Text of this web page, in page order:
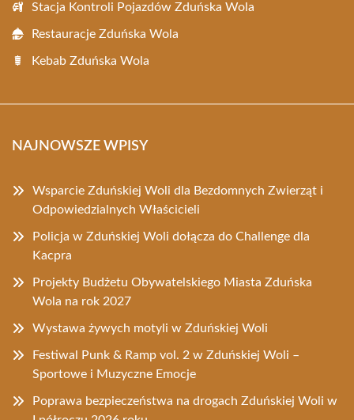
Stacja Kontroli Pojazdów Zduńska Wola
Restauracje Zduńska Wola
Kebab Zduńska Wola
NAJNOWSZE WPISY
Wsparcie Zduńskiej Woli dla Bezdomnych Zwierząt i
Odpowiedzialnych Właścicieli
Policja w Zduńskiej Woli dołącza do Challenge dla
Kacpra
Projekty Budżetu Obywatelskiego Miasta Zduńska
Wola na rok 2027
Wystawa żywych motyli w Zduńskiej Woli
Festiwal Punk & Ramp vol. 2 w Zduńskiej Woli –
Sportowe i Muzyczne Emocje
Poprawa bezpieczeństwa na drogach Zduńskiej Woli w